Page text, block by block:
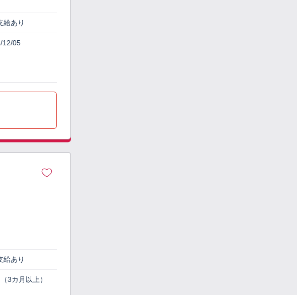
給あり
12/05
給あり
3カ月以上）